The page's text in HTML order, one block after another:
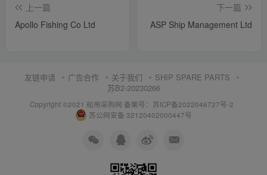
上一篇
Apollo Fishing Co Ltd
下一篇
ASP Ship Management Ltd
友链申请 广告合作 关于我们
SHIP SPARE PARTS
苏B2-20230266
Copyright ©2021 船用采购网 备案号：苏ICP备2022046727号-2
苏公网安备 32120402000447号